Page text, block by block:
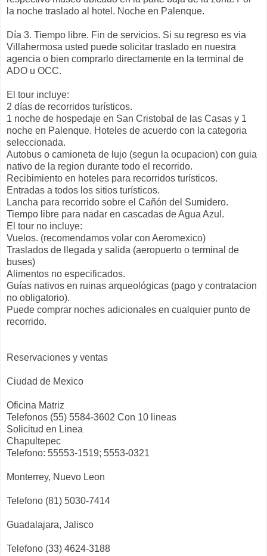
la noche traslado al hotel. Noche en Palenque.
Día 3. Tiempo libre. Fin de servicios. Si su regreso es via
Villahermosa usted puede solicitar traslado en nuestra
agencia o bien comprarlo directamente en la terminal de
ADO u OCC.
El tour incluye:
2 días de recorridos turísticos.
1 noche de hospedaje en San Cristobal de las Casas y 1
noche en Palenque. Hoteles de acuerdo con la categoria
seleccionada.
Autobus o camioneta de lujo (segun la ocupacion) con guia
nativo de la region durante todo el recorrido.
Recibimiento en hoteles para recorridos turísticos.
Entradas a todos los sitios turísticos.
Lancha para recorrido sobre el Cañón del Sumidero.
Tiempo libre para nadar en cascadas de Agua Azul.
El tour no incluye:
Vuelos. (recomendamos volar con Aeromexico)
Traslados de llegada y salida (aeropuerto o terminal de
buses)
Alimentos no especificados.
Guías nativos en ruinas arqueológicas (pago y contratacion
no obligatorio).
Puede comprar noches adicionales en cualquier punto de
recorrido.
Reservaciones y ventas
Ciudad de Mexico
Oficina Matriz
Telefonos (55) 5584-3602 Con 10 lineas
Solicitud en Linea
Chapultepec
Telefono: 55553-1519; 5553-0321
Monterrey, Nuevo Leon
Telefono (81) 5030-7414
Guadalajara, Jalisco
Telefono (33) 4624-3188